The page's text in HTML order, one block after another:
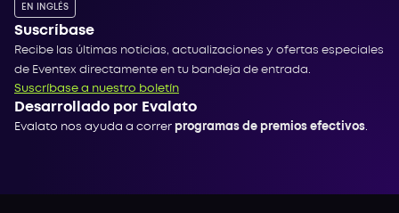
EN INGLÉS
Suscríbase
Recibe las últimas noticias, actualizaciones y ofertas especiales
de Eventex directamente en tu bandeja de entrada.
Suscríbase a nuestro boletín
Desarrollado por Evalato
Evalato nos ayuda a correr programas de premios efectivos